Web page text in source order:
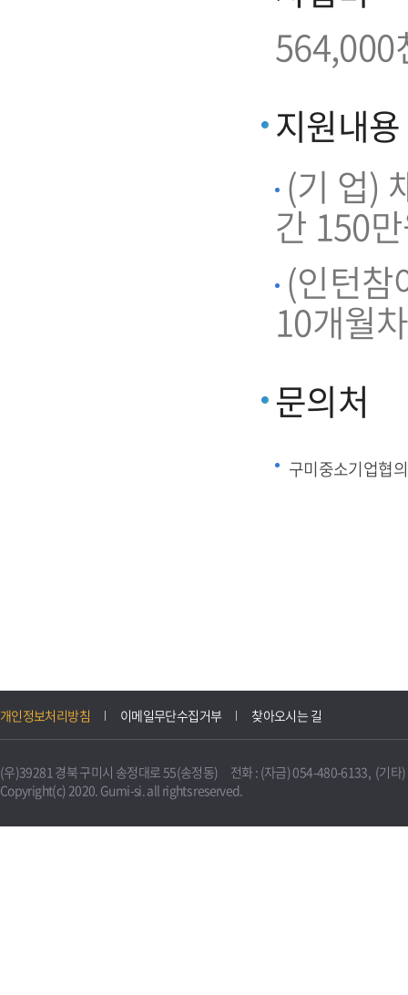
564,000
지원내용
(기 업)
간 150
(인턴참
10개월
문의처
구미중소기업협
개인정보처리방침 이메일무단수집거부 찾아오시는 길
(우)39281 경북 구미시 송정대로 55(송정동) 전화 : (자금) 054-480-6133, (기타
Copyright(c) 2020. Gumi-si. all rights reserved.